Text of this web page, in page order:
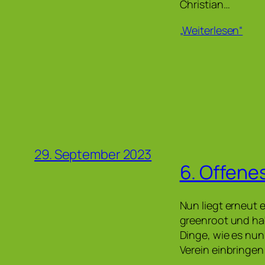
Christian…
„Weiterlesen“
29. September 2023
6.
Nun liegt erneut
greenroot und
Dinge, wie es
Verein